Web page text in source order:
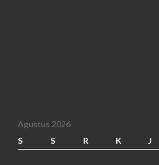
Agustus 2026
S
S R K J